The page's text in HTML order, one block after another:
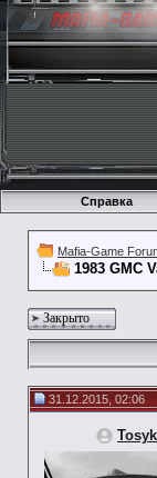
Справка
Mafia-Game
1983 GMC
Закрыто
31.12.2015, 02:06
Tosyk